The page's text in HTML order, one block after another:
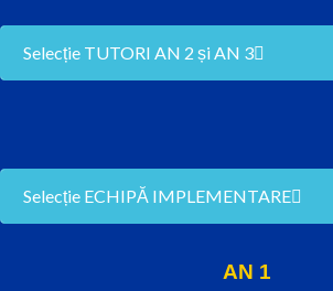
Selecție TUTORI AN 2 și AN 3
Selecție ECHIPĂ IMPLEMENTARE
AN 1